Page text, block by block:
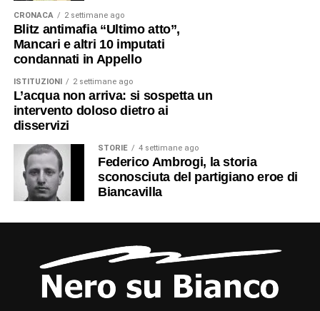
CRONACA 2 settimane ago
Blitz antimafia “Ultimo atto”,
Mancari e altri 10 imputati
condannati in Appello
ISTITUZIONI 2 settimane ago
L’acqua non arriva: si sospetta un
intervento doloso dietro ai
disservizi
STORIE 4 settimane ago
Federico Ambrogi, la storia
sconosciuta del partigiano eroe di
Biancavilla